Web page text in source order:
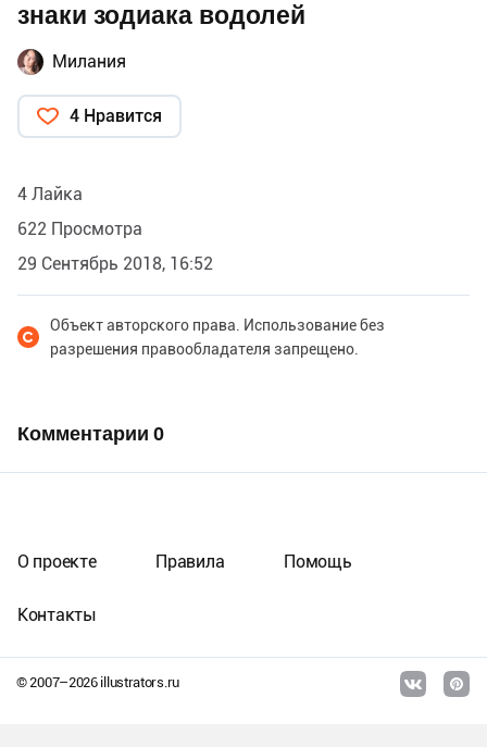
знаки зодиака водолей
Милания
4 Нравится
4 Лайка
622 Просмотра
29 Сентябрь 2018, 16:52
Объект авторского права. Использование без
разрешения правообладателя запрещено.
Комментарии 0
© 2007–2026illustrators.ru
О проекте Правила Помощь
Контакты